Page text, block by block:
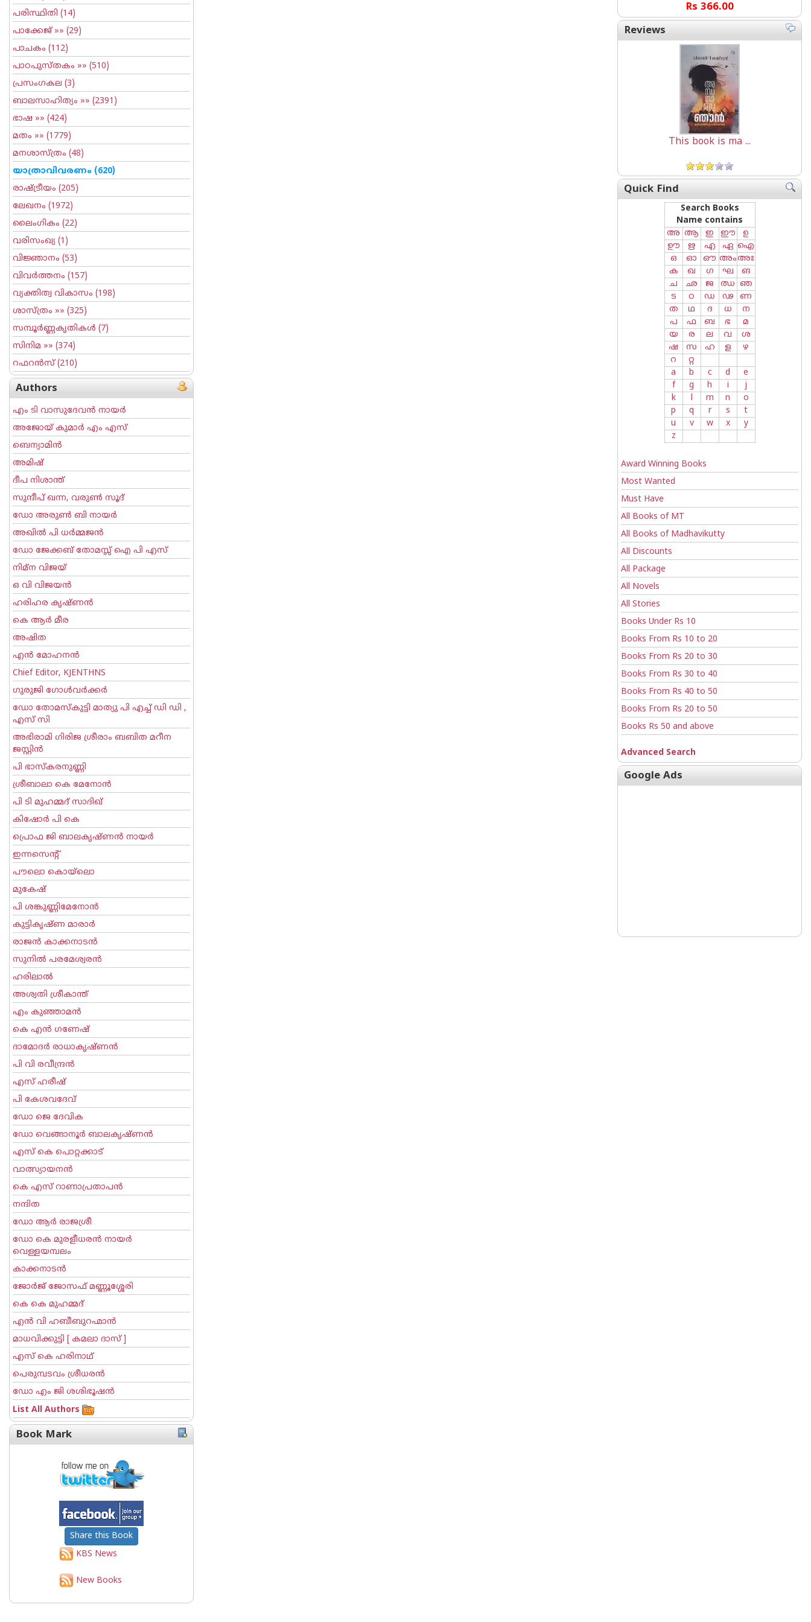
പരിസ്ഥിതി (14)
പാക്കേജ് »» (29)
പാചകം (112)
പാഠപുസ്തകം »» (510)
പ്രസംഗകല (3)
ബാലസാഹിത്യം »» (2391)
ഭാഷ »» (424)
മതം »» (1779)
മനശാസ്ത്രം (48)
യാത്രാവിവരണം (620)
രാഷ്ട്രീയം (205)
ലേഖനം (1972)
ലൈംഗികം (22)
വരിസംഖ്യ (1)
വിജ്ഞാനം (53)
വിവര്‍ത്തനം (157)
വ്യക്തിത്വ വികാസം (198)
ശാസ്ത്രം »» (325)
സമ്പൂര്‍ണ്ണകൃതികള്‍ (7)
സിനിമ »» (374)
റഫറന്‍സ്(210)
Authors
എം ടി വാസുദേവന്‍ നായര്‍
അജോയ് കുമാര്‍ എം എസ്
ബെന്യാമിന്‍
അമിഷ്
ദീപ നിശാന്ത്
സുന്ദീപ് ഖന്ന, വരുൺ സൂദ്
ഡോ അരുണ്‍ ബി നായര്‍
അഖില്‍ പി ധര്‍മ്മജന്‍
ഡോ ജേക്കബ് തോമസ്സ് ഐ പി എസ്
നിമ്ന വിജയ്
ഒ വി വിജയന്‍
ഹരിഹര കൃഷ്ണൻ
കെ ആര്‍ മീര
അഷിത
എന്‍ മോഹനന്‍
Chief Editor, KJENTHNS
ഗുരുജി ഗോള്‍‌വര്‍ക്കര്‍
ഡോ തോമസ്കുട്ടി മാത്യു പി എച്ച് ഡി ഡി ,
എസ് സി
അഭിരാമി ഗിരിജ ശ്രീരാം ബബിത മറീന
ജസ്റ്റിന്‍
പി ഭാസ്കരനുണ്ണി
ശ്രീബാലാ കെ മേനോന്‍
പി ടി മുഹമ്മദ് സാദിഖ്‌
കിഷോർ പി കെ
പ്രൊഫ ജി ബാലകൃഷ്ണന്‍ നായര്‍
ഇന്നസെന്റ്‌
പൗലൊ കൊയ്ലൊ
മുകേഷ്
പി ശങ്കുണ്ണിമേനോന്‍
കുട്ടികൃഷ്ണ മാരാര്‍
രാജന്‍ കാക്കനാടന്‍
സുനില്‍ പരമേശ്വരന്‍
ഹരിലാല്‍
അശ്വതി ശ്രീകാന്ത്
എം കുഞ്ഞാമന്‍
കെ എന്‍ ഗണേഷ്
ദാമോദർ രാധാകൃഷ്ണൻ
പി വി രവീന്ദ്രന്‍
എസ് ഹരീഷ്
പി കേശവദേവ്‌
ഡോ ജെ ദേവിക
ഡോ വെങ്ങാനൂര്‍ ബാലകൃഷ്ണന്‍
എസ്‌ കെ പൊറ്റക്കാട്‌
വാത്സ്യായനന്‍
കെ എസ് റാണാപ്രതാപന്‍
നന്ദിത
ഡോ ആര്‍ രാജശ്രീ
ഡോ കെ മുരളീധരന്‍ നായര്‍
വെള്ളയമ്പലം
കാക്കനാടന്‍
ജോര്‍ജ് ജോസഫ് മണ്ണൂശ്ശേരി
കെ കെ മുഹമ്മദ്
എന്‍ വി ഹബീബുറഹ്മാന്‍
മാധവിക്കുട്ടി [ കമലാ ദാസ് ]
എസ് കെ ഹരിനാഥ്
പെരുമ്പടവം ശ്രീധര‌ന്‍
ഡോ എം ജി ശശിഭൂഷന്‍
List All Authors
Book Mark
Share this Book
KBS News
New Books
Rs 366.00
Reviews
This book is ma ...
Quick Find
Search Books
Name contains
അ ആ ഇ ഈ
ഉ
ഊ
ഋ എ ഏ ഐ
ഒ
ഓ ഔ അംഅഃ
ക
ഖ ഗ ഘ
ങ
ച
ഛ ജ ഝ ഞ
ട
ഠ ഡ ഢ
ണ
ത
ഥ ദ ധ
ന
പ
ഫ ബ ഭ
മ
യ
ര ല വ
ശ
ഷ
സ ഹ ള
ഴ
റ
റ്റ
a
b c d
e
f
g h i
j
k
l m n
o
p
q r s
t
u
v w x
y
z
Award Winning Books
Most Wanted
Must Have
All Books of MT
All Books of Madhavikutty
All Discounts
All Package
All Novels
All Stories
Books Under Rs 10
Books From Rs 10 to 20
Books From Rs 20 to 30
Books From Rs 30 to 40
Books From Rs 40 to 50
Books From Rs 20 to 50
Books Rs 50 and above
Advanced Search
Google Ads